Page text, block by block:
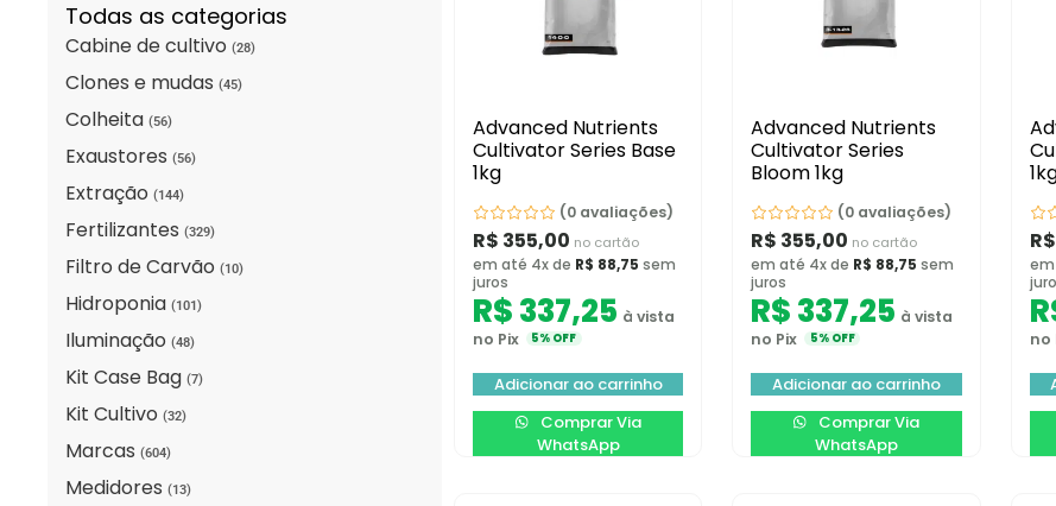
Todas as categorias
Cabine de cultivo (28)
Clones e mudas (45)
Colheita (56)
Exaustores (56)
Extração (144)
Fertilizantes (329)
Filtro de Carvão (10)
Hidroponia (101)
Iluminação (48)
Kit Case Bag (7)
Kit Cultivo (32)
Marcas (604)
Medidores (13)
Advanced Nutrients
Cultivator Series Base
1kg
(0 avaliações)
R$ 355,00 no cartão
em até 4x de R$ 88,75 sem
juros
R$337,25 à vista
no Pix
5% OFF
Adicionar ao carrinho
Comprar Via
WhatsApp
Advanced Nutrients
Cultivator Series
Bloom 1kg
(0 avaliações)
R$ 355,00 no cartão
em até 4x de R$ 88,75 sem
juros
R$337,25 à vista
no Pix
5% OFF
Adicionar ao carrinho
Comprar Via
WhatsApp
R$
no